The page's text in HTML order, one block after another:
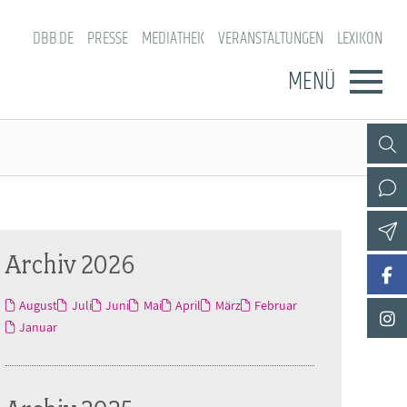
DBB.DE PRESSE MEDIATHEK VERANSTALTUNGEN LEXIKON
MENÜ
Archiv 2026
August Juli Juni Mai April März
Februar
Januar